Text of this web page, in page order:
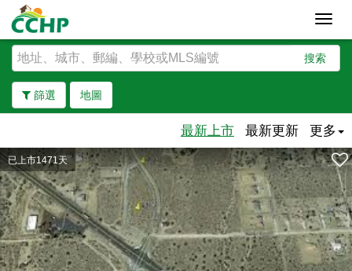
搜索
篩選 地圖
去除邊界
最新上市 最新更新 更多
已上市1471天